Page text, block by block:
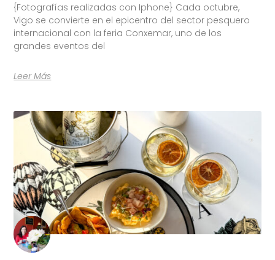
{Fotografías realizadas con Iphone} Cada octubre,
Vigo se convierte en el epicentro del sector pesquero
internacional con la feria Conxemar, uno de los
grandes eventos del
Leer Más